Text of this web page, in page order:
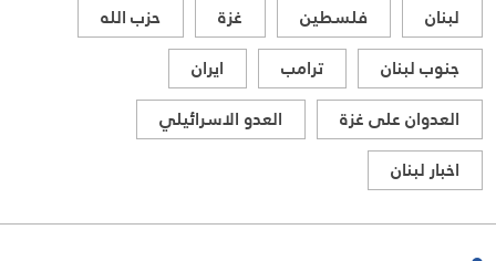
لبنان فلسطين غزة
حزب الله
جنوب لبنان
ترامب
ايران
العدوان على غزة
العدو الاسرائيلي
اخبار لبنان